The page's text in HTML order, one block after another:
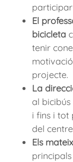
El
bicicleta
tenir
projecte.
La
al
i fins i
del
Els